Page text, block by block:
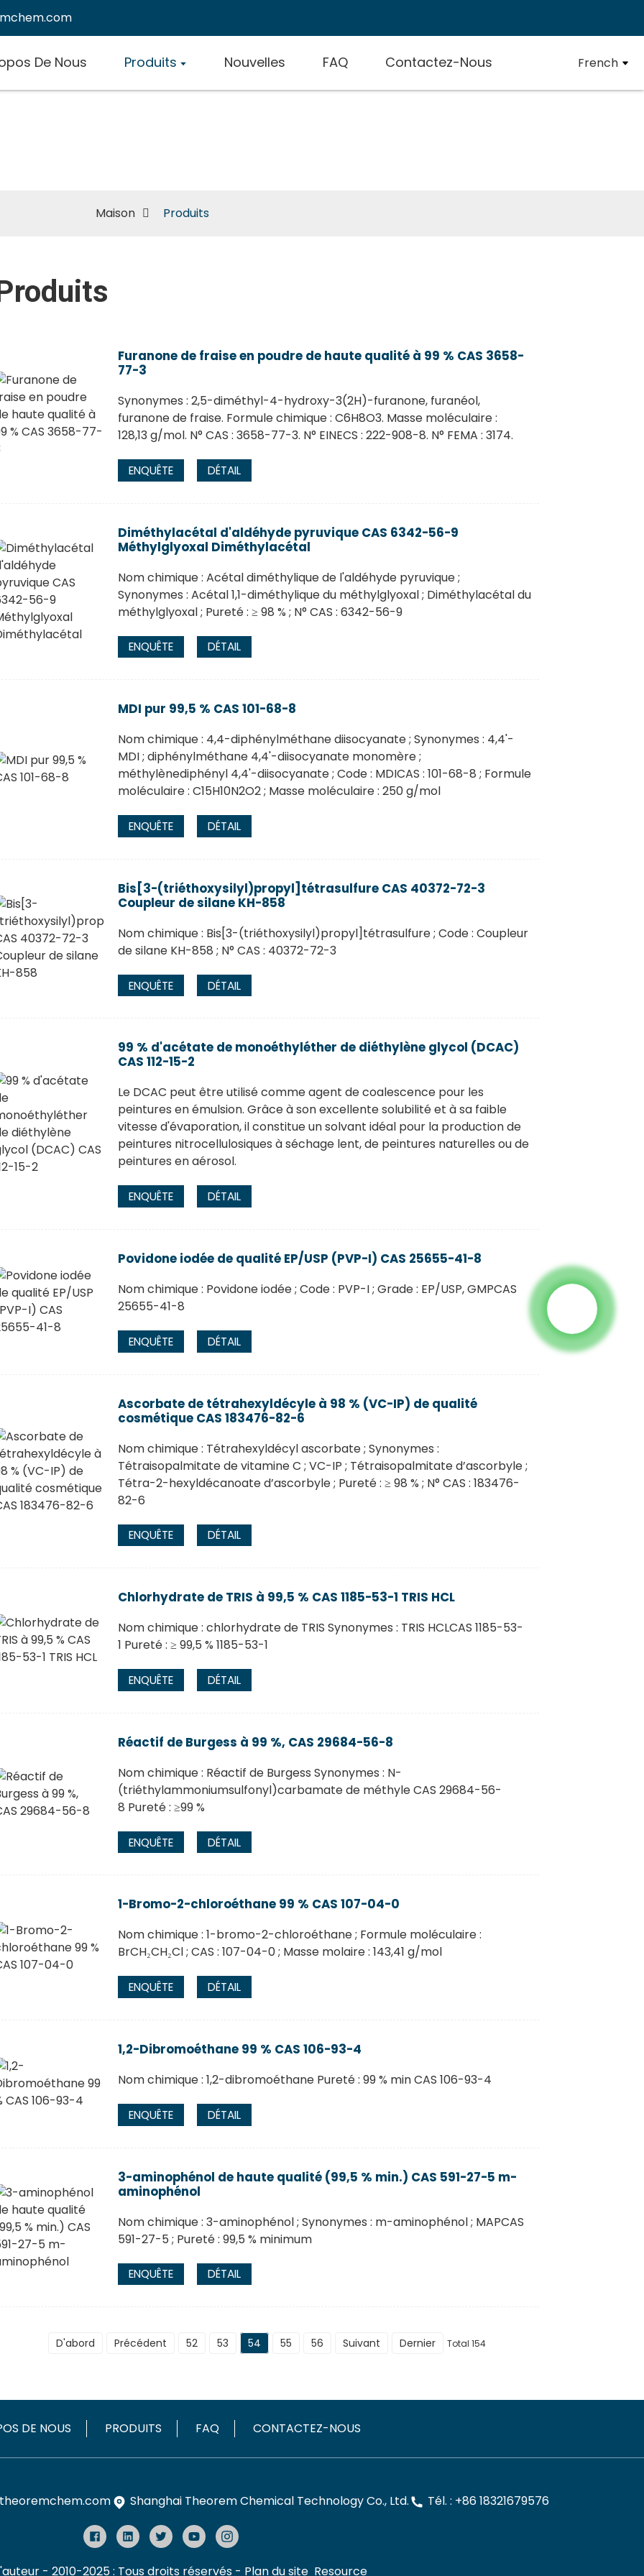
De Nous Produits Nouvelles FAQ Contactez-Nous French
Maison Produits
Furanone de fraise en poudre de haute qualité à 99 % CAS 3658-
77-3
Synonymes : 2,5-diméthyl-4-hydroxy-3(2H)-furanone, furanéol,
furanone de fraise. Formule chimique : C6H8O3. Masse moléculaire :
128,13 g/mol. N° CAS : 3658-77-3. N° EINECS : 222-908-8. N° FEMA : 3174.
ENQUÊTE DÉTAIL
Diméthylacétal d'aldéhyde pyruvique CAS 6342-56-9
Méthylglyoxal Diméthylacétal
Nom chimique : Acétal diméthylique de l'aldéhyde pyruvique ;
Synonymes : Acétal 1,1-diméthylique du méthylglyoxal ; Diméthylacétal du
méthylglyoxal ; Pureté : ≥ 98 % ; N° CAS : 6342-56-9
ENQUÊTE DÉTAIL
MDI pur 99,5 % CAS 101-68-8
Nom chimique : 4,4-diphénylméthane diisocyanate ; Synonymes : 4,4'-
MDI ; diphénylméthane 4,4'-diisocyanate monomère ;
méthylènediphényl 4,4'-diisocyanate ; Code : MDICAS : 101-68-8 ; Formule
moléculaire : C15H10N2O2 ; Masse moléculaire : 250 g/mol
ENQUÊTE DÉTAIL
Bis[3-(triéthoxysilyl)propyl]tétrasulfure CAS 40372-72-3
Coupleur de silane KH-858
Nom chimique : Bis[3-(triéthoxysilyl)propyl]tétrasulfure ; Code : Coupleur
de silane KH-858 ; N° CAS : 40372-72-3
ENQUÊTE DÉTAIL
99 % d'acétate de monoéthyléther de diéthylène glycol (DCAC)
CAS 112-15-2
Le DCAC peut être utilisé comme agent de coalescence pour les
peintures en émulsion. Grâce à son excellente solubilité et à sa faible
vitesse d'évaporation, il constitue un solvant idéal pour la production de
peintures nitrocellulosiques à séchage lent, de peintures naturelles ou de
peintures en aérosol.
ENQUÊTE DÉTAIL
Povidone iodée de qualité EP/USP (PVP-I) CAS 25655-41-8
Nom chimique : Povidone iodée ; Code : PVP-I ; Grade : EP/USP, GMPCAS
25655-41-8
ENQUÊTE DÉTAIL
Ascorbate de tétrahexyldécyle à 98 % (VC-IP) de qualité
cosmétique CAS 183476-82-6
Nom chimique : Tétrahexyldécyl ascorbate ; Synonymes :
Tétraisopalmitate de vitamine C ; VC-IP ; Tétraisopalmitate d’ascorbyle ;
Tétra-2-hexyldécanoate d’ascorbyle ; Pureté : ≥ 98 % ; N° CAS : 183476-
82-6
ENQUÊTE DÉTAIL
Chlorhydrate de TRIS à 99,5 % CAS 1185-53-1 TRIS HCL
Nom chimique : chlorhydrate de TRIS Synonymes : TRIS HCLCAS 1185-53-
1 Pureté : ≥ 99,5 % 1185-53-1
ENQUÊTE DÉTAIL
Réactif de Burgess à 99 %, CAS 29684-56-8
Nom chimique : Réactif de Burgess Synonymes : N-
(triéthylammoniumsulfonyl)carbamate de méthyle CAS 29684-56-
8 Pureté : ≥99 %
ENQUÊTE DÉTAIL
1-Bromo-2-chloroéthane 99 % CAS 107-04-0
Nom chimique : 1-bromo-2-chloroéthane ; Formule moléculaire :
BrCH₂CH₂Cl ; CAS : 107-04-0 ; Masse molaire : 143,41 g/mol
ENQUÊTE DÉTAIL
1,2-Dibromoéthane 99 % CAS 106-93-4
Nom chimique : 1,2-dibromoéthane Pureté : 99 % min CAS 106-93-4
ENQUÊTE DÉTAIL
3-aminophénol de haute qualité (99,5 % min.) CAS 591-27-5 m-
aminophénol
Nom chimique : 3-aminophénol ; Synonymes : m-aminophénol ; MAPCAS
591-27-5 ; Pureté : 99,5 % minimum
ENQUÊTE DÉTAIL
D'abord Précédent 52 53 54 55 56 Suivant Dernier Total 154
DE NOUS PRODUITS FAQ CONTACTEZ-NOUS
Shanghai Theorem Chemical Technology Co., Ltd. Tél. : +86 18321679576
- 2010-2025 : Tous droits réservés - Plan du site Resource